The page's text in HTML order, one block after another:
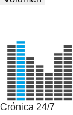
Crónica 24/7